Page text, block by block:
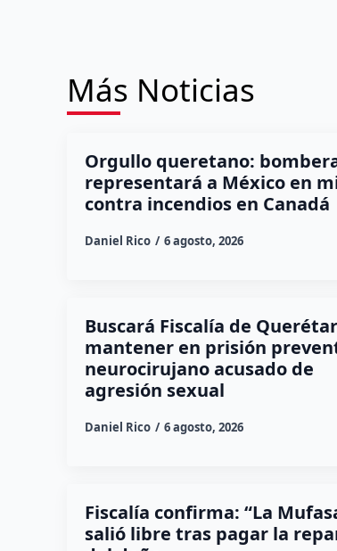
Más Noticias
Orgullo queretano:
representará a México en
contra incendios en Canadá
Daniel Rico 6 agosto, 2026
Buscará Fiscalía de
mantener en prisión
neurocirujano acusado de
agresión sexual
Daniel Rico 6 agosto, 2026
Fiscalía confirma: “La
salió libre tras pagar la